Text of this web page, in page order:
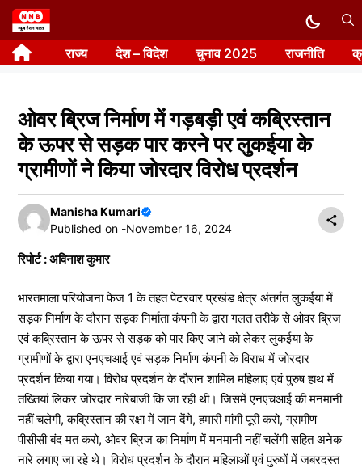
Skip
to
content राज्य देश – विदेश चुनाव 2025 राजनीति
ओवर ब्रिज निर्माण में गड़बड़ी एवं कब्रिस्तान
के ऊपर से सड़क पार करने पर लुकईया के
ग्रामीणों ने किया जोरदार विरोध प्रदर्शन
Manisha Kumari
Published on -November 16, 2024
रिपोर्ट : अविनाश कुमार
भारतमाला परियोजना फेज 1 के तहत पेटरवार प्रखंड क्षेत्र अंतर्गत लुकईया में
सड़क निर्माण के दौरान सड़क निर्माता कंपनी के द्वारा गलत तरीके से ओवर ब्रिज
एवं कब्रिस्तान के ऊपर से सड़क को पार किए जाने को लेकर लुकईया के
ग्रामीणों के द्वारा एनएचआई एवं सड़क निर्माण कंपनी के विराध में जोरदार
प्रदर्शन किया गया। विरोध प्रदर्शन के दौरान शामिल महिलाए एवं पुरुष हाथ में
तख्तियां लिकर जोरदार नारेबाजी कि जा रही थी। जिसमें एनएचआई की मनमानी
नहीं चलेगी, कब्रिस्तान की रक्षा में जान देंगे, हमारी मांगी पूरी करो, ग्रामीण
पीसीसी बंद मत करो, ओवर ब्रिज का निर्माण में मनमानी नहीं चलेंगी सहित अनेक
नारे लगाए जा रहे थे। विरोध प्रदर्शन के दौरान महिलाओं एवं पुरुषों में जबरदस्त